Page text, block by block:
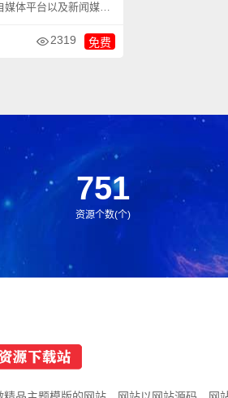
体平台以及新闻媒体
户资讯媒体网站都可以
2319 免费
751
资源个数(个)